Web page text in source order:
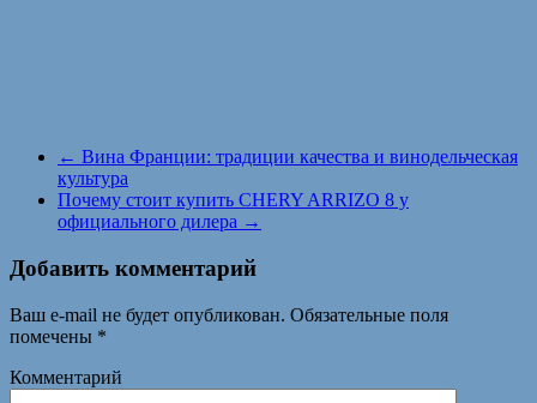
← Вина Франции: традиции качества и винодельческая
культура
Почему стоит купить CHERY ARRIZO 8 у
официального дилера →
Добавить комментарий
Ваш e-mail не будет опубликован. Обязательные поля
помечены *
Комментарий